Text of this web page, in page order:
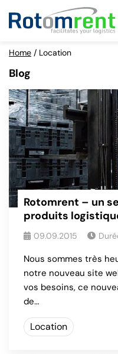
Home / Location
Blog
Rotomrent – un
produits
09.09.2015
Nous sommes très
notre nouveau site
vos besoins, ce
de…
Location